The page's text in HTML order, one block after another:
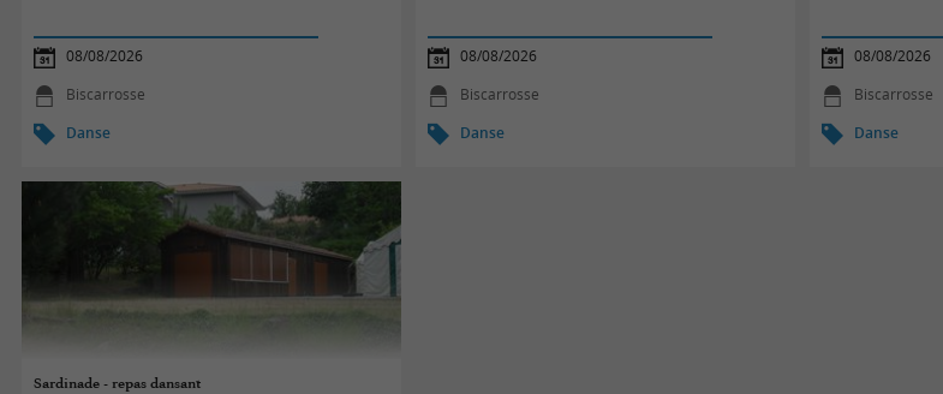
08/08/2026
Biscarrosse
Danse
08/08/2026
Biscarrosse
Danse
08/08/2026
Biscarrosse
Danse
Sardinade - repas dansant